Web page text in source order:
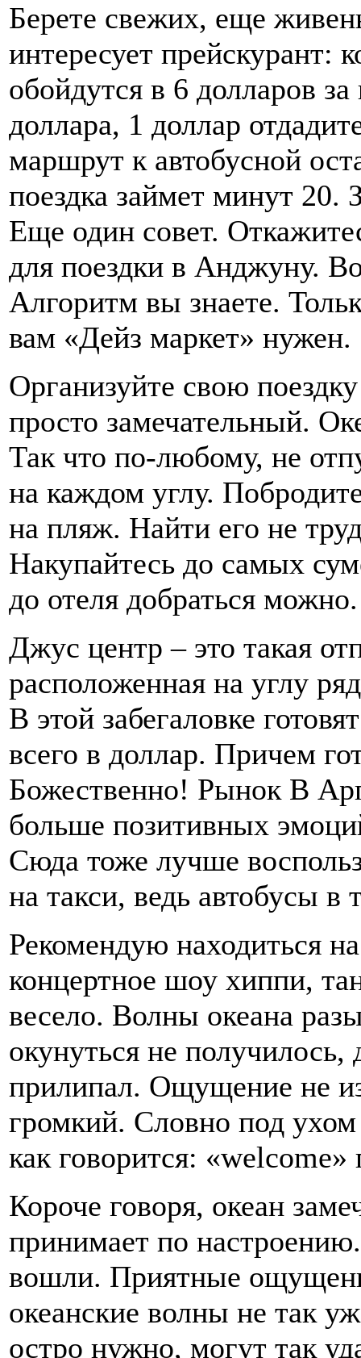
Берете свежих, еще
интересует прейскурант:
обойдутся в 6 долларов
доллара, 1 доллар
маршрут к автобусной
поездка займет минут 20.
Еще один совет.
для поездки в Анджуну.
Алгоритм вы знаете.
вам «Дейз маркет» нужен.
Организуйте свою
просто замечательный.
Так что по-любому, не
на каждом углу.
на пляж. Найти его не
Накупайтесь до самых
до отеля добраться можно.
Джус центр – это такая
расположенная на углу
В этой забегаловке
всего в доллар. Причем
Божественно! Рынок В
больше позитивных
Сюда тоже лучше
на такси, ведь автобусы в
Рекомендую находиться
концертное шоу хиппи,
весело. Волны океана
окунуться не
прилипал. Ощущение не
громкий. Словно под
как говорится: «welcome»
Короче говоря, океан
принимает по
вошли. Приятные
океанские волны не так
остро нужно, могут так